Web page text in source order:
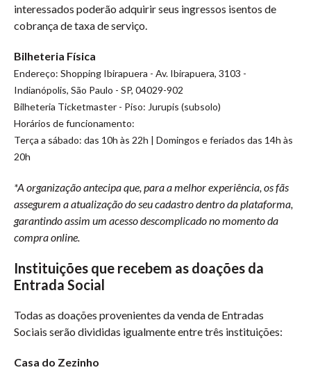
interessados poderão adquirir seus ingressos isentos de
cobrança de taxa de serviço.
Bilheteria Física
Endereço: Shopping Ibirapuera - Av. Ibirapuera, 3103 -
Indianópolis, São Paulo - SP, 04029-902
Bilheteria Ticketmaster - Piso: Jurupis (subsolo)
Horários de funcionamento:
Terça a sábado: das 10h às 22h | Domingos e feriados das 14h às
20h
*A organização antecipa que, para a melhor experiência, os fãs
assegurem a atualização do seu cadastro dentro da plataforma,
garantindo assim um acesso descomplicado no momento da
compra online.
Instituições que recebem as doações da
Entrada Social
Todas as doações provenientes da venda de Entradas
Sociais serão divididas igualmente entre três instituições:
Casa do Zezinho